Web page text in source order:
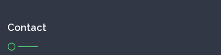
Contact